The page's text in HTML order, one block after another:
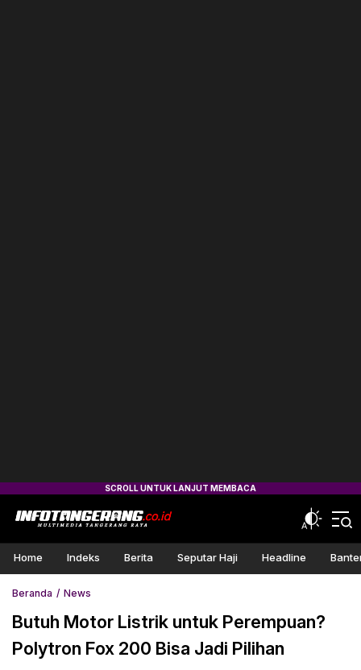
Home Indeks Berita Seputar Haji Headline
Beranda News
Butuh Motor Listrik untuk Perempuan?
Polytron Fox 200 Bisa Jadi Pilihan